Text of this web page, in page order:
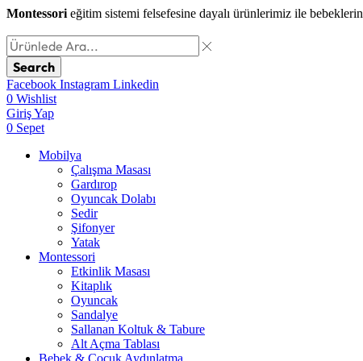
Montessori eğitim sistemi felsefesine dayalı ürünlerimiz ile
Search
Facebook Instagram Linkedin
0 Wishlist
Giriş Yap
0 Sepet
Mobilya
Çalışma Masası
Gardırop
⁠Oyuncak Dolabı
Sedir
Şifonyer
Yatak
Montessori
Etkinlik Masası
Kitaplık
Oyuncak
Sandalye
Sallanan Koltuk & Tabure
Alt Açma Tablası
Bebek & Çocuk Aydınlatma